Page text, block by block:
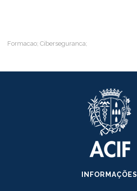
Formacao; Ciberseguranca;
INFORMAÇÕES